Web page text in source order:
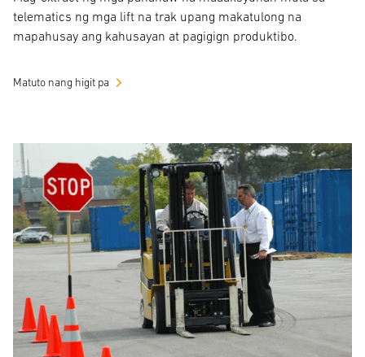
telematics ng mga lift na trak upang makatulong na
mapahusay ang kahusayan at pagigign produktibo.
Matuto nang higit pa